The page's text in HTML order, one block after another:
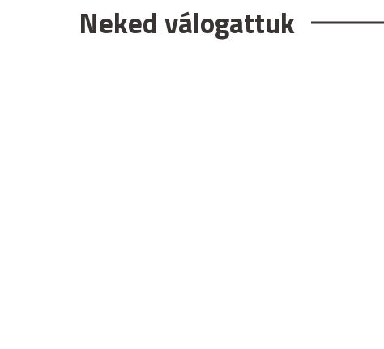
Neked válogattuk